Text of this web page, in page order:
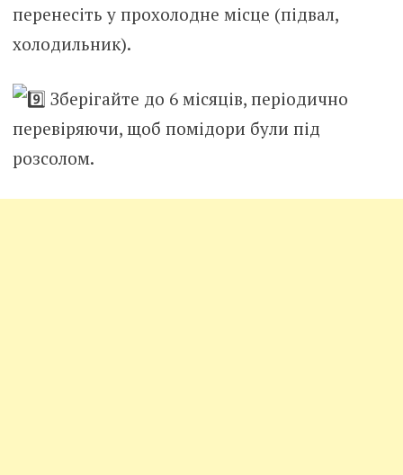
перенесіть у прохолодне місце (підвал,
холодильник).
Зберігайте до 6 місяців, періодично
перевіряючи, щоб помідори були під
розсолом.